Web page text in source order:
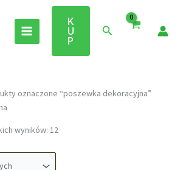
K
U
P
Szukaj
oznaczone “poszewka dekoracyjna”
wyników: 12